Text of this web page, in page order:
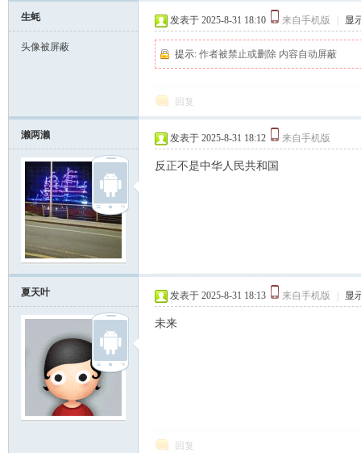
生蚝
头像被屏蔽
发表于 2025-8-31 18:10 来自手机版 显
提示: 作者被禁止或删除 内容自动屏蔽
回复
濑两濑 发表于 2025-8-31 18:12 来自手机版
反正不是中华人民共和国
夏天叶 发表于 2025-8-31 18:13 来自手机版 显
未来
回复